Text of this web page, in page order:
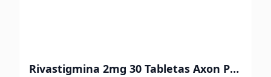
Rivastigmina 2mg 30 Tabletas Axon Pharma